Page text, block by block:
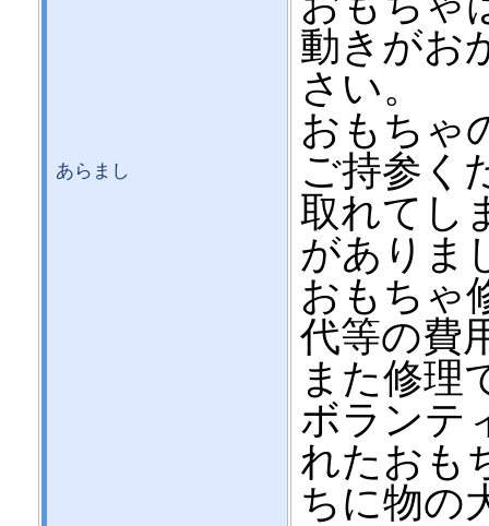
あらまし
動きがお
さい。
おもちゃ
ご持参く
取れてし
がありま
おもちゃ
代等の費
また修理
ボランテ
れたおも
ちに物の